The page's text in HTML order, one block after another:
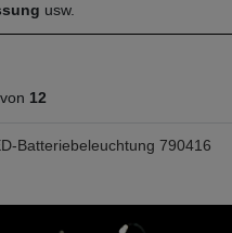
usw.
von 12
Batteriebeleuchtung 790416